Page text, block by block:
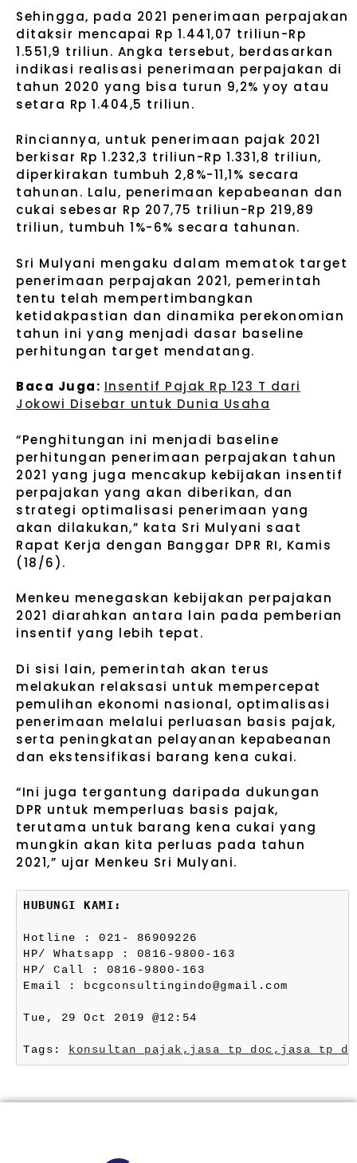
Sehingga, pada 2021 penerimaan perpajakan
ditaksir mencapai Rp 1.441,07 triliun-Rp
1.551,9 triliun. Angka tersebut, berdasarkan
indikasi realisasi penerimaan perpajakan di
tahun 2020 yang bisa turun 9,2% yoy atau
setara Rp 1.404,5 triliun.
Rinciannya, untuk penerimaan pajak 2021
berkisar Rp 1.232,3 triliun-Rp 1.331,8 triliun,
diperkirakan tumbuh 2,8%-11,1% secara
tahunan. Lalu, penerimaan kepabeanan dan
cukai sebesar Rp 207,75 triliun-Rp 219,89
triliun, tumbuh 1%-6% secara tahunan.
Sri Mulyani mengaku dalam mematok target
penerimaan perpajakan 2021, pemerintah
tentu telah mempertimbangkan
ketidakpastian dan dinamika perekonomian
tahun ini yang menjadi dasar baseline
perhitungan target mendatang.
Baca Juga: Insentif Pajak Rp 123 T dari
Jokowi Disebar untuk Dunia Usaha
“Penghitungan ini menjadi baseline
perhitungan penerimaan perpajakan tahun
2021 yang juga mencakup kebijakan insentif
perpajakan yang akan diberikan, dan
strategi optimalisasi penerimaan yang
akan dilakukan,” kata Sri Mulyani saat
Rapat Kerja dengan Banggar DPR RI, Kamis
(18/6).
Menkeu menegaskan kebijakan perpajakan
2021 diarahkan antara lain pada pemberian
insentif yang lebih tepat.
Di sisi lain, pemerintah akan terus
melakukan relaksasi untuk mempercepat
pemulihan ekonomi nasional, optimalisasi
penerimaan melalui perluasan basis pajak,
serta peningkatan pelayanan kepabeanan
dan ekstensifikasi barang kena cukai.
“Ini juga tergantung daripada dukungan
DPR untuk memperluas basis pajak,
terutama untuk barang kena cukai yang
mungkin akan kita perluas pada tahun
2021,” ujar Menkeu Sri Mulyani.
HUBUNGI KAMI:
Hotline : 021- 86909226
HP/ Whatsapp : 0816-9800-163
HP/ Call : 0816-9800-163
Email : bcgconsultingindo@gmail.com
Tue, 29 Oct 2019 @12:54
Tags: konsultan pajak, jasa tp doc, jasa tp